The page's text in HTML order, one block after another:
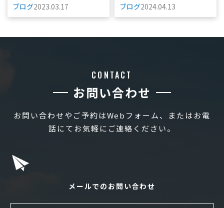
ブログ2023.03.17
ブログ2024.04.13
CONTACT
お問い合わせ
お問い合わせやご予約はWebフォーム、またはお電
話にてお気軽にご連絡ください。
メールでのお問い合わせ